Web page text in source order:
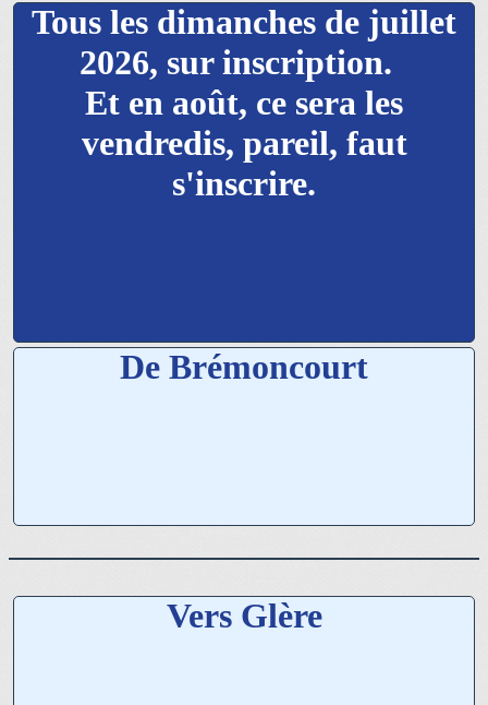
Tous les dimanches de juillet
2026, sur inscription.
Et en août, ce sera les
vendredis, pareil, faut
s'inscrire.
De Brémoncourt
Vers Glère